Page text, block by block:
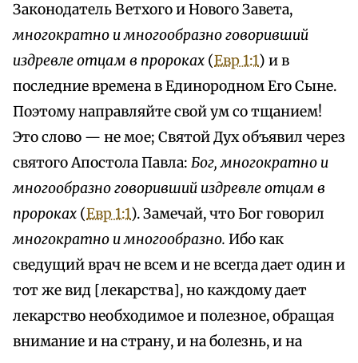
Законодатель Ветхого и Нового Завета,
многократно и многообразно говоривший
издревле отцам в пророках (Евр 1:1) и в
последние времена в Единородном Его Сыне.
Поэтому направляйте свой ум со тщанием!
Это слово — не мое; Святой Дух объявил через
святого Апостола Павла: Бог, многократно и
многообразно говоривший издревле отцам в
пророках (Евр 1:1). Замечай, что Бог говорил
многократно и многообразно. Ибо как
сведущий врач не всем и не всегда дает один и
тот же вид [лекарства], но каждому дает
лекарство необходимое и полезное, обращая
внимание и на страну, и на болезнь, и на